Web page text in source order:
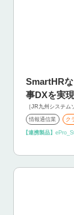
SmartHR
事DXを実現
［JR九州システム
情報通信業 ク
【連携製品】